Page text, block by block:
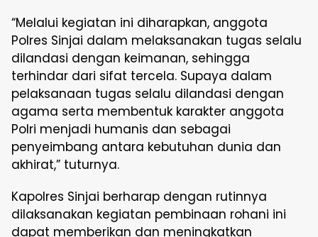
“Melalui kegiatan ini diharapkan, anggota
Polres Sinjai dalam melaksanakan tugas selalu
dilandasi dengan keimanan, sehingga
terhindar dari sifat tercela. Supaya dalam
pelaksanaan tugas selalu dilandasi dengan
agama serta membentuk karakter anggota
Polri menjadi humanis dan sebagai
penyeimbang antara kebutuhan dunia dan
akhirat,” tuturnya.
Kapolres Sinjai berharap dengan rutinnya
dilaksanakan kegiatan pembinaan rohani ini
dapat memberikan dan meningkatkan